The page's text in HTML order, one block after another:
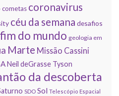
cometas coronavirus
céu da semana desafios
fim do mundo geologia em
Marte Missão Cassini
Neil deGrasse Tyson
da descoberta
SDO Sol Telescópio Espacial